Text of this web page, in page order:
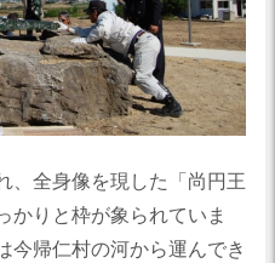
全身像を現した「尚円王
かりと枠が象られていま
今帰仁村の河から運んでき